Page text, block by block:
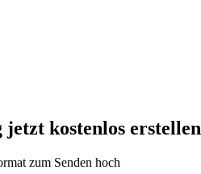
kostenlos erstellen
zum Senden hoch